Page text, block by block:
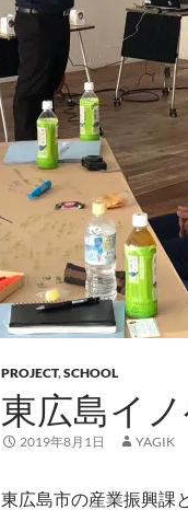
PROJECT,SCHOOL
東広島イ
2019年8月1日 YAGIK
東広島市の産業振興課